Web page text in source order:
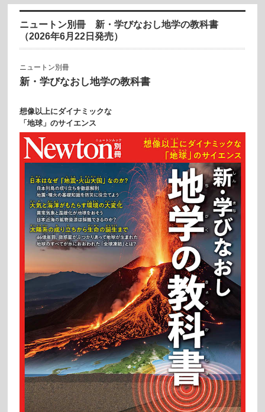
ニュートン別冊 新・学びなおし地学の教科書
（2026年6月22日発売）
ニュートン別冊
新・学びなおし地学の教科書
想像以上にダイナミックな
「地球」のサイエンス